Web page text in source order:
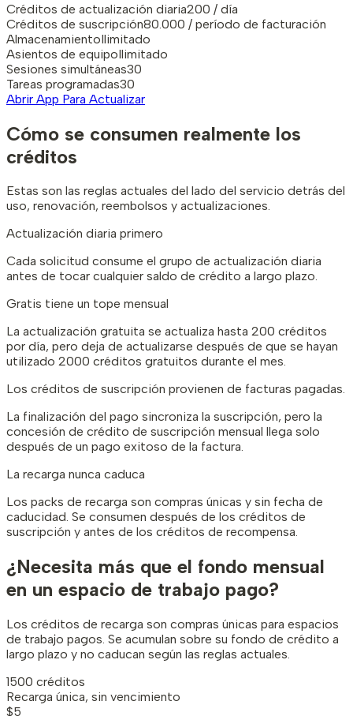
Créditos de actualización diaria200 / día
Créditos de suscripción80.000 / período de facturación
AlmacenamientoIlimitado
Asientos de equipoIlimitado
Sesiones simultáneas30
Tareas programadas30
Abrir App Para Actualizar
Cómo se consumen realmente los
créditos
Estas son las reglas actuales del lado del servicio detrás del
uso, renovación, reembolsos y actualizaciones.
Actualización diaria primero
Cada solicitud consume el grupo de actualización diaria
antes de tocar cualquier saldo de crédito a largo plazo.
Gratis tiene un tope mensual
La actualización gratuita se actualiza hasta 200 créditos
por día, pero deja de actualizarse después de que se hayan
utilizado 2000 créditos gratuitos durante el mes.
Los créditos de suscripción provienen de facturas pagadas.
La finalización del pago sincroniza la suscripción, pero la
concesión de crédito de suscripción mensual llega solo
después de un pago exitoso de la factura.
La recarga nunca caduca
Los packs de recarga son compras únicas y sin fecha de
caducidad. Se consumen después de los créditos de
suscripción y antes de los créditos de recompensa.
¿Necesita más que el fondo mensual
en un espacio de trabajo pago?
Los créditos de recarga son compras únicas para espacios
de trabajo pagos. Se acumulan sobre su fondo de crédito a
largo plazo y no caducan según las reglas actuales.
1500 créditos
Recarga única, sin vencimiento
$5